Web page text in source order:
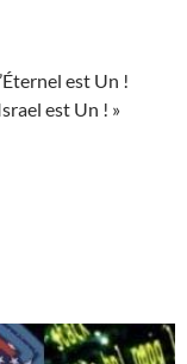
est Un !
est Un ! »